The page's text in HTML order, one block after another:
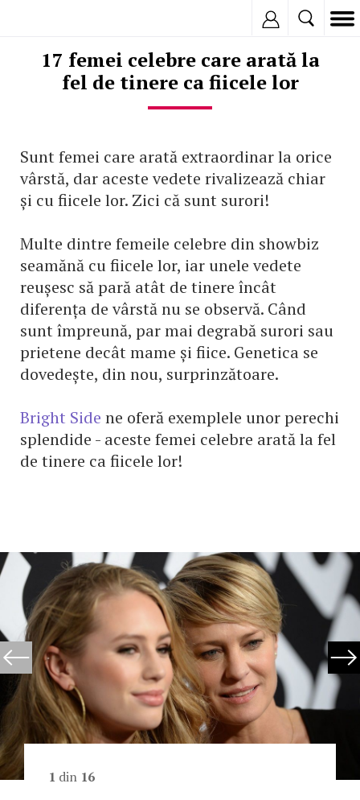
17 femei celebre care arată la
fel de tinere ca fiicele lor
Sunt femei care arată extraordinar la orice
vârstă, dar aceste vedete rivalizează chiar
și cu fiicele lor. Zici că sunt surori!
Multe dintre femeile celebre din showbiz
seamănă cu fiicele lor, iar unele vedete
reușesc să pară atât de tinere încât
diferența de vârstă nu se observă. Când
sunt împreună, par mai degrabă surori sau
prietene decât mame și fiice. Genetica se
dovedește, din nou, surprinzătoare.
Bright Side ne oferă exemplele unor perechi
splendide - aceste femei celebre arată la fel
de tinere ca fiicele lor!
1 din 16